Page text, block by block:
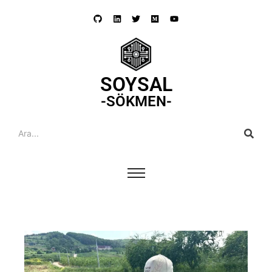
SOYSAL
-SÖKMEN-